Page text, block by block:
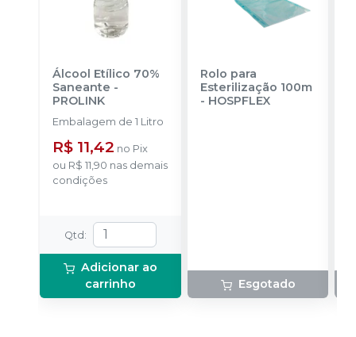
Álcool Etílico 70%
Saneante -
PROLINK
Embalagem de 1 Litro
R$ 11,42 no Pix
ou R$ 11,90 nas demais
condições
Qtd :
Adicionar ao
carrinho
Rolo para
Esterilização 100m
- HOSPFLEX
Esgotado